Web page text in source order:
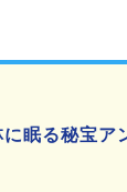
眠る秘宝ア